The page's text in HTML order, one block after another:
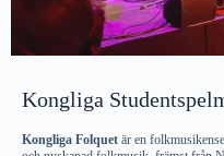
Kongliga
Kongliga Folquet är en